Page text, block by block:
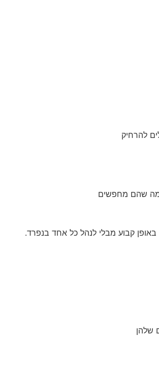
להרחיק
מה שהם מחפשים
קבוע מבלי לנהל כל אחד בנפרד.
שלהן